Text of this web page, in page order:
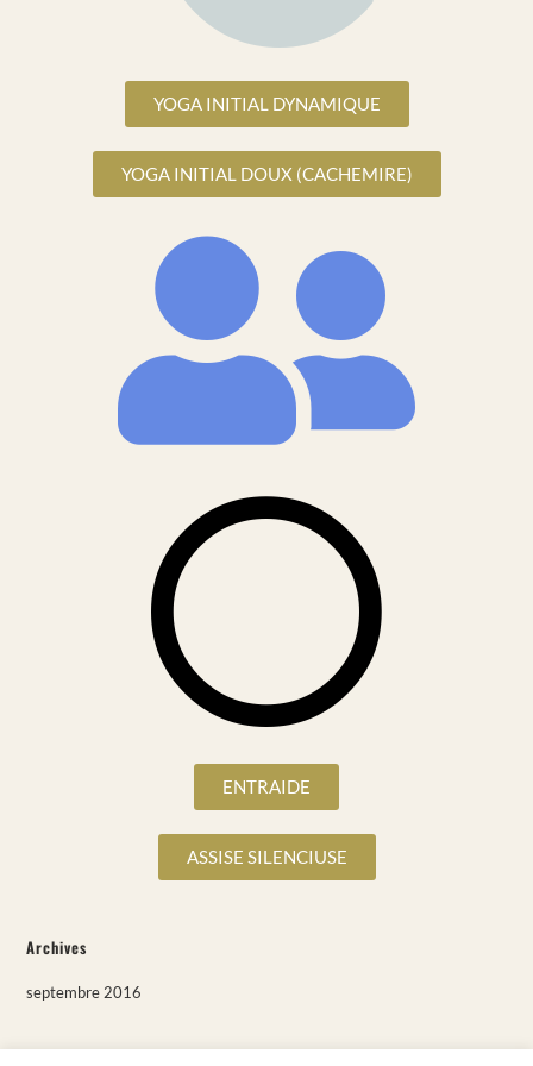
YOGA INITIAL DYNAMIQUE
YOGA INITIAL DOUX (CACHEMIRE)
ENTRAIDE
ASSISE SILENCIUSE
Archives
septembre 2016